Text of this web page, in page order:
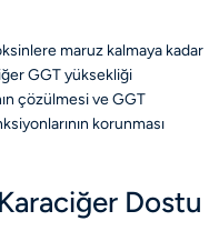
maruz kalmaya kadar
GGT yüksekliği
çözülmesi ve GGT
korunması
Dostu